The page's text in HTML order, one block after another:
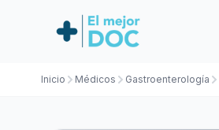
Inicio Médicos Gastroenterología